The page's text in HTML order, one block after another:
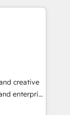
and
Tool.
means
to
and grow
portal •
• Track
journey
creative
enterprise